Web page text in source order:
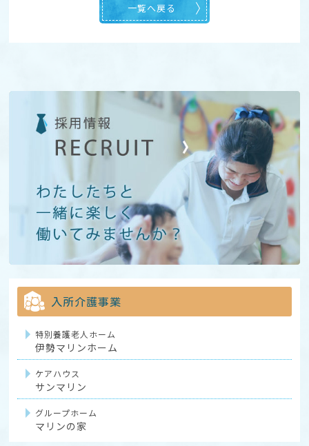
一覧へ戻る
入所介護事業
特別養護老人ホーム
伊勢マリンホーム
ケアハウス
サンマリン
グループホーム
マリンの家